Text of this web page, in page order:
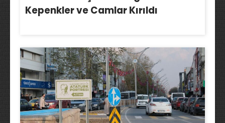
Kepenkler ve Camlar Kırıldı